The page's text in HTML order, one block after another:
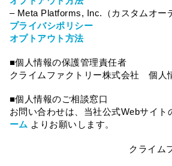
– Meta Platforms, Inc.（カスタムオー
プライバシポリシー
オプトアウト方法
■個人情報の保護管理責任者
クライムファクトリー株式会社 個人
■個人情報のご相談窓口
お問い合わせは、当社公式Webサイト
ーム よりお願いします。
クライム